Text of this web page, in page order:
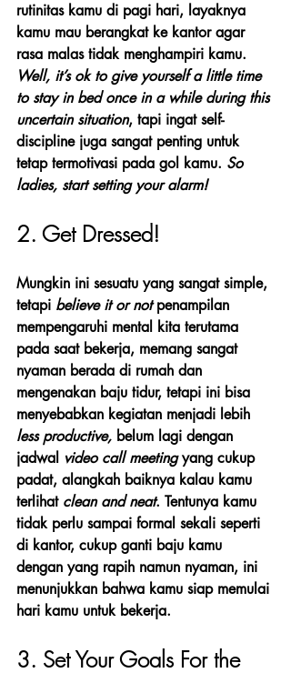
rutinitas kamu di pagi hari, layaknya
kamu mau berangkat ke kantor agar
rasa malas tidak menghampiri kamu.
Well, it’s ok to give yourself a little time
to stay in bed once in a while during this
uncertain situation, tapi ingat self-
discipline juga sangat penting untuk
tetap termotivasi pada gol kamu. So
ladies, start setting your alarm!
2. Get Dressed!
Mungkin ini sesuatu yang sangat simple,
tetapi believe it or not penampilan
mempengaruhi mental kita terutama
pada saat bekerja, memang sangat
nyaman berada di rumah dan
mengenakan baju tidur, tetapi ini bisa
menyebabkan kegiatan menjadi lebih
less productive, belum lagi dengan
jadwal video call meeting yang cukup
padat, alangkah baiknya kalau kamu
terlihat clean and neat. Tentunya kamu
tidak perlu sampai formal sekali seperti
di kantor, cukup ganti baju kamu
dengan yang rapih namun nyaman, ini
menunjukkan bahwa kamu siap memulai
hari kamu untuk bekerja.
3. Set Your Goals For the